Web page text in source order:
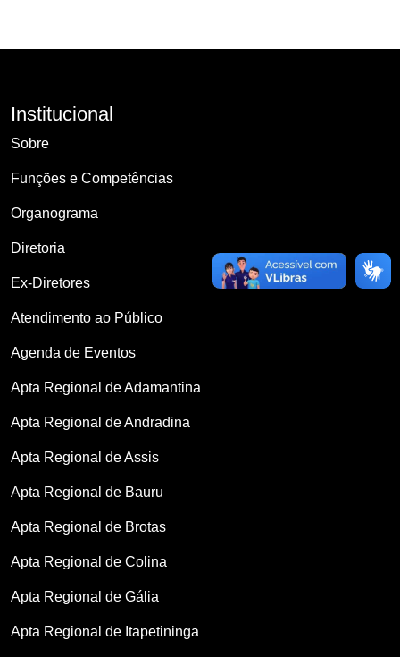
Institucional
Sobre
Funções e Competências
Organograma
Diretoria
Ex-Diretores
Atendimento ao Público
Agenda de Eventos
Apta Regional de Adamantina
Apta Regional de Andradina
Apta Regional de Assis
Apta Regional de Bauru
Apta Regional de Brotas
Apta Regional de Colina
Apta Regional de Gália
Apta Regional de Itapetininga